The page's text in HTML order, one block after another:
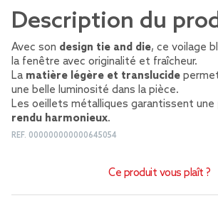
Description du
Avec son design tie and die, ce voilage
la fenêtre avec originalité et fraîcheur.
La matière légère et translucide
une belle luminosité dans la pièce.
Les oeillets métalliques garantissent une
rendu harmonieux.
REF. 000000000000645054
Ce produit vous plaît ?